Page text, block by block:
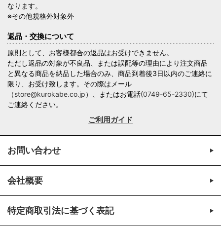
なります。
※その他規格外対象外
返品・交換について
原則として、お客様都合の返品はお受けできません。
ただし返品の対象が不良品、または誤配等の理由により注文商品
と異なる商品を納品した場合のみ、商品到着後3日以内のご連絡に
限り、お受け致します。その際はメール
（store@kurokabe.co.jp）、またはお電話(0749-65-2330)にて
ご連絡ください。
ご利用ガイド
お問い合わせ
会社概要
特定商取引法に基づく表記